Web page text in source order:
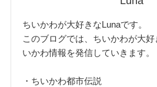
ちいかわが大好きなLunaです。
このブログでは、ちいかわが大
いかわ情報を発信していきます。
・ちいかわ都市伝説